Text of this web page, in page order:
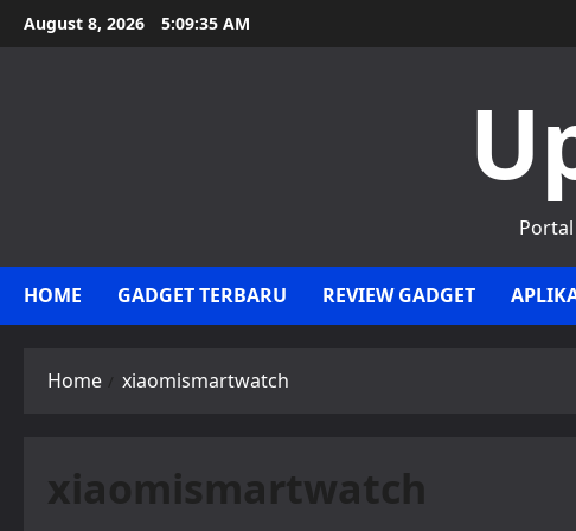
Skip
to
August 8, 2026 5:09:35 AM
HOME GADGET TERBARU REVIEW GADGET
Home xiaomismartwatch
xiaomismartwatch